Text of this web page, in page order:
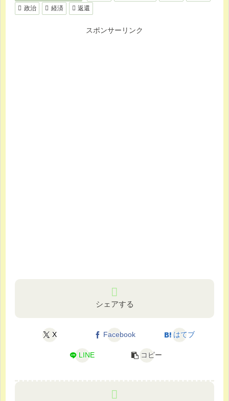
政治
経済 返還
スポンサーリンク
シェアする
X Facebook はてブ
LINE コピー